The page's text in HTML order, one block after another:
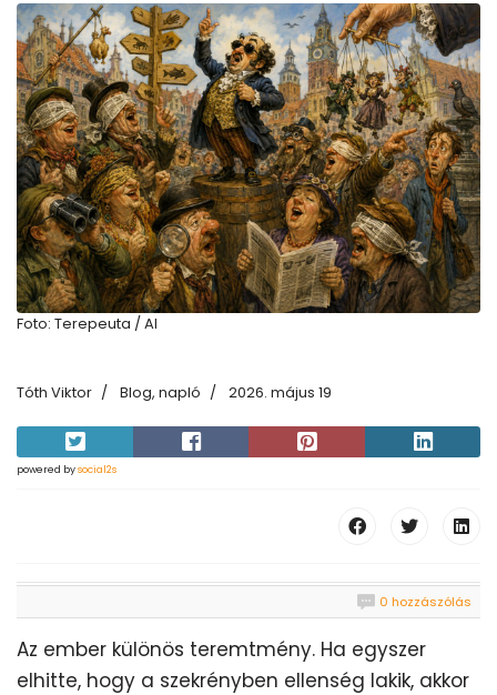
Foto: Terepeuta / AI
Tóth Viktor Blog, napló 2026. május 19
powered bysocial2s
0 hozzászólás
Az ember különös teremtmény. Ha egyszer
elhitte, hogy a szekrényben ellenség lakik, akkor